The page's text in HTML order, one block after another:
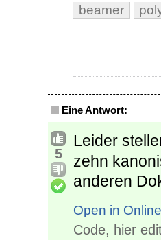
beamer
Eine Antwort:
5
Leider
zehn
anderen
Open in
Code, hier